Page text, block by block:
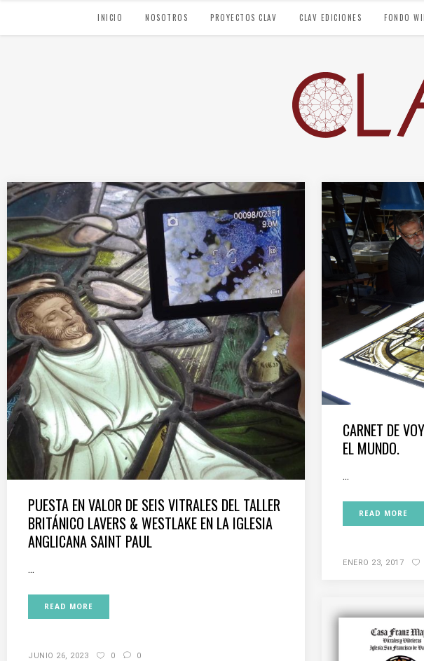
INICIO NOSOTROS PROYECTOS CLAV CLAV EDICIONES FONDO
PUESTA EN VALOR DE SEIS VITRALES DEL TALLER
BRITÁNICO LAVERS & WESTLAKE EN LA IGLESIA
ANGLICANA SAINT PAUL
...
READ MORE
JUNIO 26, 2023 0 0
CARNET DE
EL MUNDO.
...
READ MORE
ENERO 23, 2017